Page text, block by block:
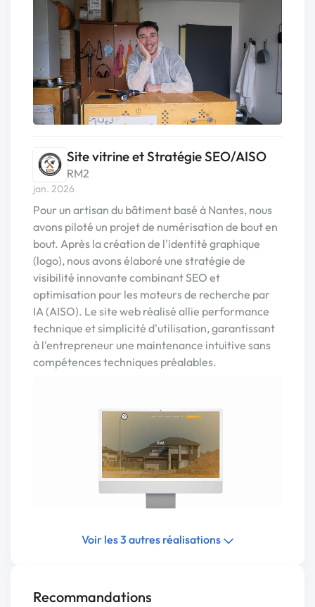
Site vitrine et Stratégie SEO/AISO
RM2
jan. 2026
Pour un artisan du bâtiment basé à Nantes, nous
avons piloté un projet de numérisation de bout en
bout. Après la création de l'identité graphique
(logo), nous avons élaboré une stratégie de
visibilité innovante combinant SEO et
optimisation pour les moteurs de recherche par
IA (AISO). Le site web réalisé allie performance
technique et simplicité d'utilisation, garantissant
à l'entrepreneur une maintenance intuitive sans
compétences techniques préalables.
Voir les 3 autres réalisations
Recommandations